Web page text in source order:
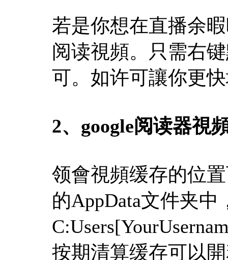
若是你想在直播余
阅读視頻。只需右
可。如许可讓你更
2、 google阅读器視
领會視頻缓存的位
的AppData文件夹中
按期清算缓存可以